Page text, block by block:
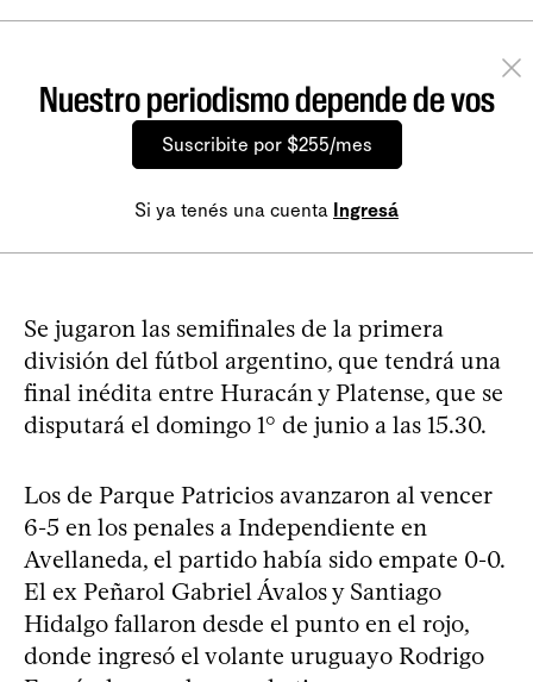
Nuestro periodismo depende de vos
Suscribite por $255/mes
Si ya tenés una cuenta Ingresá
Se jugaron las semifinales de la primera
división del fútbol argentino, que tendrá una
final inédita entre Huracán y Platense, que se
disputará el domingo 1° de junio a las 15.30.
Los de Parque Patricios avanzaron al vencer
6-5 en los penales a Independiente en
Avellaneda, el partido había sido empate 0-0.
El ex Peñarol Gabriel Ávalos y Santiago
Hidalgo fallaron desde el punto en el rojo,
donde ingresó el volante uruguayo Rodrigo